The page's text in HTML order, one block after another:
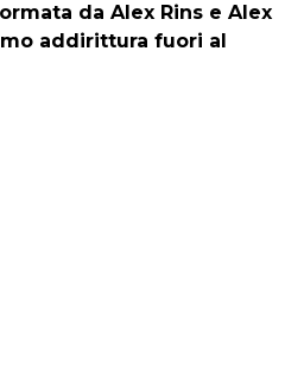
da Alex Rins e Alex
addirittura fuori al